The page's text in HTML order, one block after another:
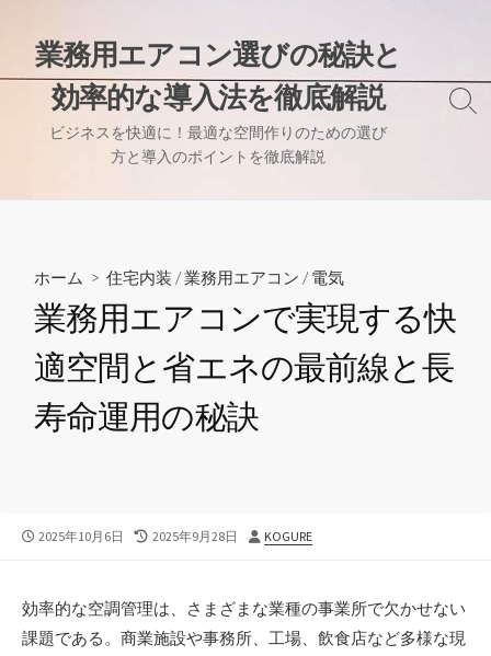
キ
業務用エアコン選びの秘訣と
効率的な導入法を徹底解説
ビジネスを快適に！最適な空間作りのための選び
方と導入のポイントを徹底解説
検
ホーム > 住宅内装 /業務用エアコン /電気
業務用エアコンで実現する快
適空間と省エネの最前線と長
寿命運用の秘訣
公
2025年10月6日
最
新
日
2025年9月28日
投
KOGURE
効率的な空調管理は、さまざまな業種の事業所で欠かせない
課題である。 商業施設や事務所、工場、飲食店など多様な現